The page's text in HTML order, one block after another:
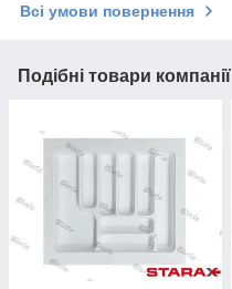
Всі умови повернення
Подібні товари компанії